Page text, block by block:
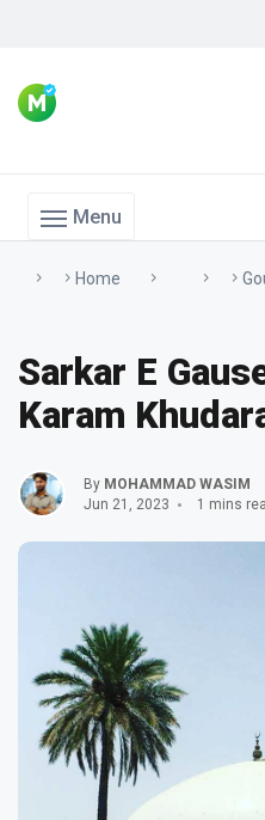
Menu
Home
Sarkar E
Karam
By MOHAMMAD WASIM
Jun 21, 2023
1 mins